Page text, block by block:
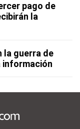
pago de
la
la guerra de
información